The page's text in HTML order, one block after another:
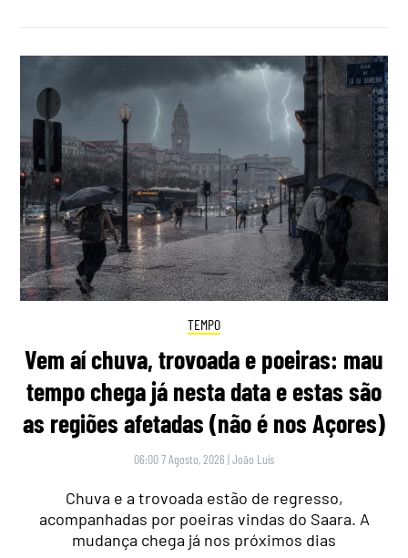
TEMPO
Vem aí chuva, trovoada e poeiras: mau
tempo chega já nesta data e estas são
as regiões afetadas (não é nos Açores)
06:00 7 Agosto, 2026 |João Luís
Chuva e a trovoada estão de regresso,
acompanhadas por poeiras vindas do Saara. A
mudança chega já nos próximos dias